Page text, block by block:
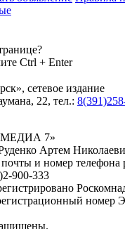
Ctrl + Enter
сетевое издание
22, тел.:
7»
Артем
и номер телефона
900-333
регистрационный